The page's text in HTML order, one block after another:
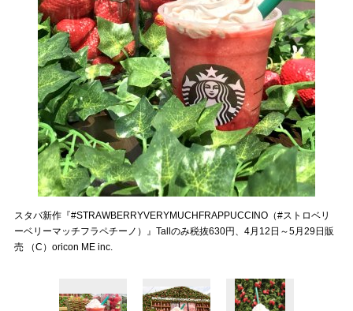
スタバ新作『#STRAWBERRYVERYMUCHFRAPPUCCINO（#ストロベリ
ーベリーマッチフラペチーノ）』Tallのみ税抜630円、4月12日～5月29日販
売 （C）oricon ME inc.